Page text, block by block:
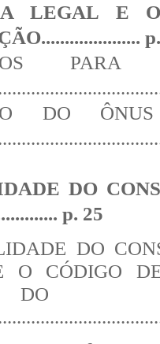
LEGAL E
.....................
PARA
DO
DO
p. 25
DO
O CÓDIGO